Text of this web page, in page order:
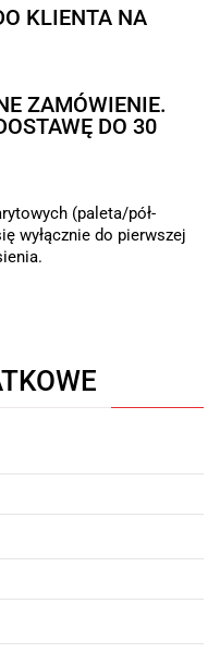
KLIENTA NA
ZAMÓWIENIE.
DO 30
(paleta/pół-
wyłącznie do pierwszej